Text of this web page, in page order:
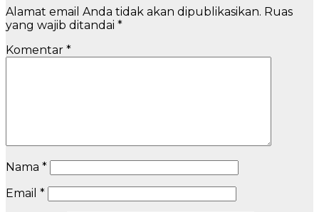
Alamat email Anda tidak akan dipublikasikan. Ruas
yang wajib ditandai *
Komentar *
Nama *
Email *